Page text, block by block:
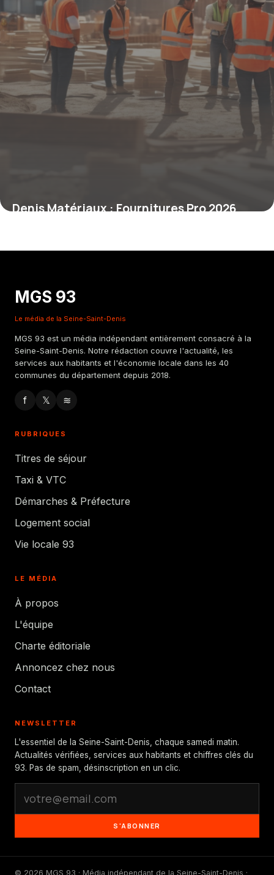
Denis Matériaux : Fournitures Pro 2026
MGS 93
Le média de la Seine-Saint-Denis
MGS 93 est un média indépendant entièrement consacré à la
Seine-Saint-Denis. Notre rédaction couvre l'actualité, les
services aux habitants et l'économie locale dans les 40
communes du département depuis 2018.
f 𝕏 ≋
RUBRIQUES
Titres de séjour
Taxi & VTC
Démarches & Préfecture
Logement social
Vie locale 93
LE MÉDIA
À propos
L'équipe
Charte éditoriale
Annoncez chez nous
Contact
NEWSLETTER
L'essentiel de la Seine-Saint-Denis, chaque samedi matin.
Actualités vérifiées, services aux habitants et chiffres clés du
93. Pas de spam, désinscription en un clic.
S'ABONNER
© 2026 MGS 93 · Média indépendant de la Seine-Saint-Denis ·